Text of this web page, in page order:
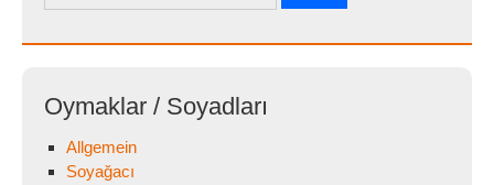
nach:
Oymaklar / Soyadları
Allgemein
Soyağacı